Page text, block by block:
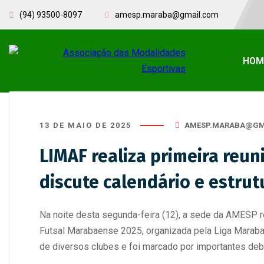
(94) 93500-8097 amesp.maraba@gmail.com
13 DE MAIO DE 2025
LIMAF realiza primeira
discute calendário e
Na noite desta segunda-feira (12), a sede da AMESP
Futsal Marabaense 2025, organizada pela Liga
de diversos clubes e foi marcado por importantes